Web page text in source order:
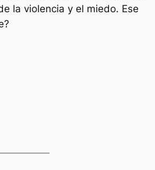
la violencia y el miedo. Ese